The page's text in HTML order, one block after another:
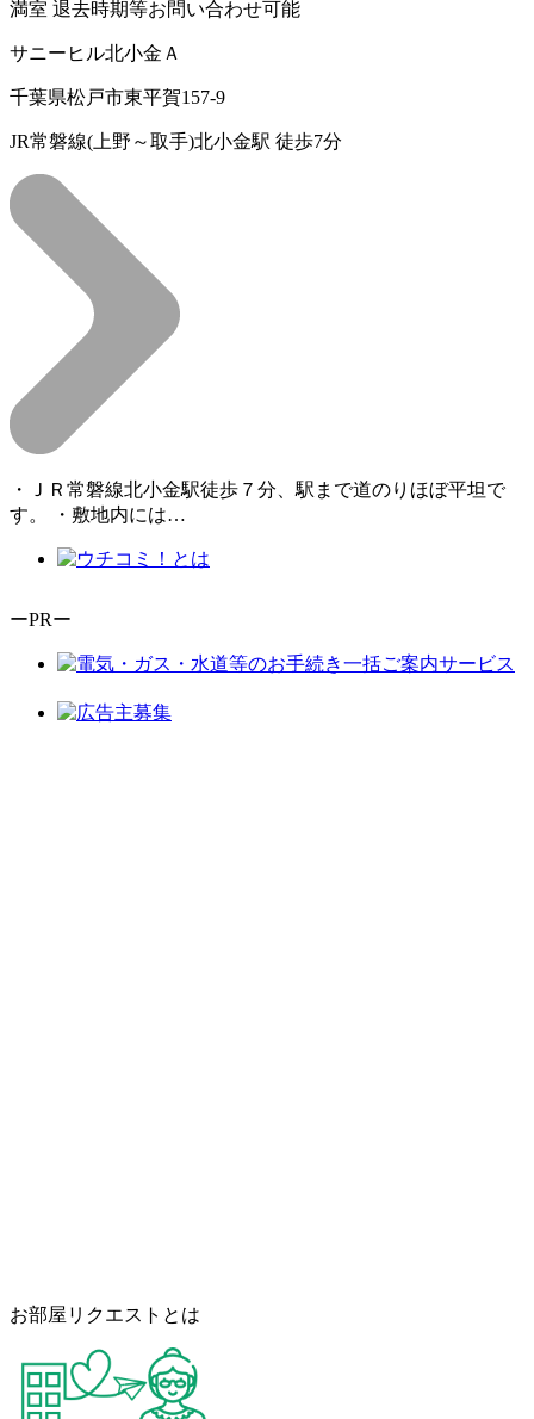
満室 退去時期等お問い合わせ可能
サニーヒル北小金Ａ
千葉県松戸市東平賀157-9
JR常磐線(上野～取手)北小金駅 徒歩7分
・ＪＲ常磐線北小金駅徒歩７分、駅まで道のりほぼ平坦で
す。 ・敷地内には…
ーPRー
お部屋リクエストとは